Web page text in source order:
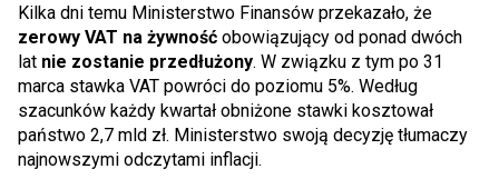
Kilka dni temu Ministerstwo Finansów przekazało, że
zerowy VAT na żywność obowiązujący od ponad dwóch
lat nie zostanie przedłużony. W związku z tym po 31
marca stawka VAT powróci do poziomu 5%. Według
szacunków każdy kwartał obniżone stawki kosztował
państwo 2,7 mld zł. Ministerstwo swoją decyzję tłumaczy
najnowszymi odczytami inflacji.